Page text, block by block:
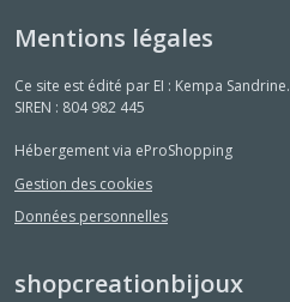
Mentions légales
Ce site est édité par EI : Kempa Sandrine.
SIREN : 804 982 445
Hébergement via eProShopping
Gestion des cookies
Données personnelles
shopcreationbijoux